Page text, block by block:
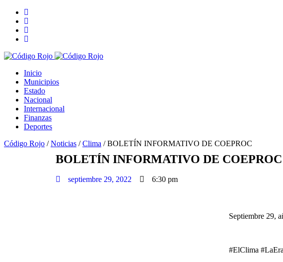
Inicio
Municipios
Estado
Nacional
Internacional
Finanzas
Deportes
Código Rojo /Noticias /Clima /BOLETÍN INFORMATIVO DE COEPROC
BOLETÍN INFORMATIVO DE COEPROC
septiembre 29, 2022 6:30 pm
Septiembre 29,
#ElClima